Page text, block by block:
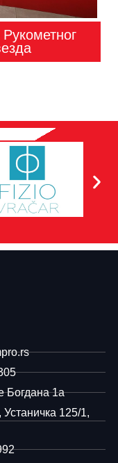
Богдана 1а
125/1,